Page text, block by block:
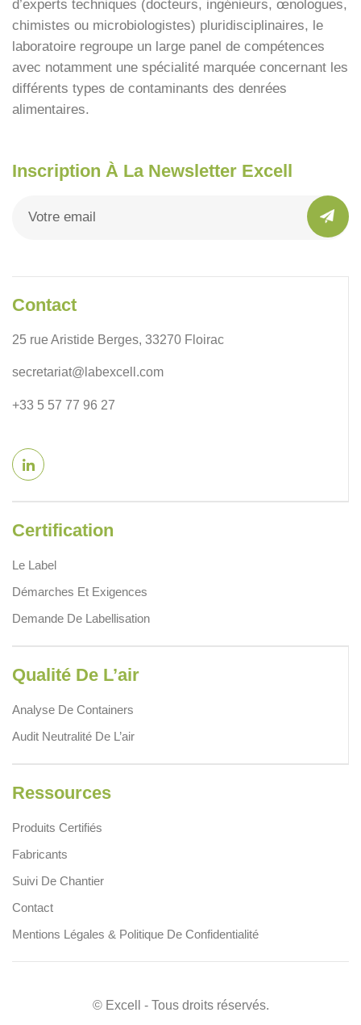
d’experts techniques (docteurs, ingénieurs, œnologues,
chimistes ou microbiologistes) pluridisciplinaires, le
laboratoire regroupe un large panel de compétences
avec notamment une spécialité marquée concernant les
différents types de contaminants des denrées
alimentaires.
Inscription À La Newsletter Excell
Contact
25 rue Aristide Berges, 33270 Floirac
secretariat@labexcell.com
+33 5 57 77 96 27
Certification
Le Label
Démarches Et Exigences
Demande De Labellisation
Qualité De L’air
Analyse De Containers
Audit Neutralité De L’air
Ressources
Produits Certifiés
Fabricants
Suivi De Chantier
Contact
Mentions Légales & Politique De Confidentialité
© Excell - Tous droits réservés.